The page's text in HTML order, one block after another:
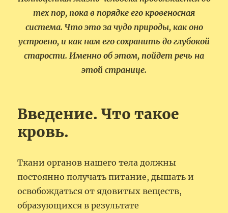
тех пор, пока в порядке его кровеносная
система. Что это за чудо природы, как оно
устроено, и как нам его сохранить до глубокой
старости. Именно об этом, пойдет речь на
этой странице.
Введение. Что такое
кровь.
Ткани органов нашего тела должны
постоянно получать питание, дышать и
освобождаться от ядовитых веществ,
образующихся в результате